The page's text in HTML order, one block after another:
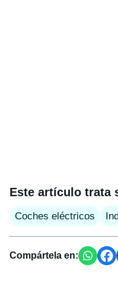
Este artículo trata
Coches eléctricos
Compártela en: